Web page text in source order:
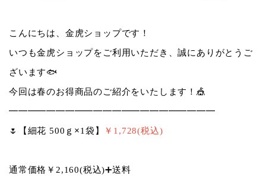
こんにちは、金虎ショップです！
いつも金虎ショップをご利用いただき、誠にありがとうご
ざいます🐟
今回は春のお得商品のご紹介をいたします！ 🎪
━━━━━━━━━━━━━━━━━━━━━━
🌷 【細花 500ｇ ×1袋】 ￥1,728(税込)
通常価格￥2,160(税込)➕送料